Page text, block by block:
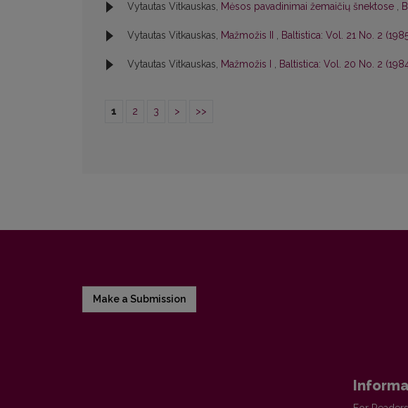
Vytautas Vitkauskas, Mėsos pavadinimai žemaičių šnektose ,
Vytautas Vitkauskas, Mažmožis II , Baltistica: Vol. 21 No. 2
Vytautas Vitkauskas, Mažmožis I , Baltistica: Vol. 20 No. 2
1 2 3 > >>
Make a Submission